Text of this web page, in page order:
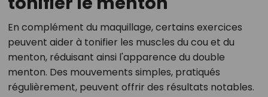
En complément du maquillage, certains exercices
peuvent aider à tonifier les muscles du cou et du
menton, réduisant ainsi l'apparence du double
menton. Des mouvements simples, pratiqués
régulièrement, peuvent offrir des résultats notables.